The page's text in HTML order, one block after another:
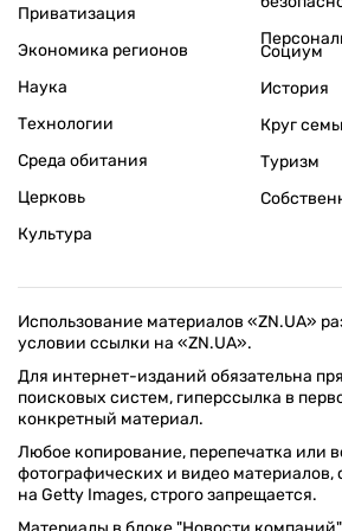
Приватизация
Экономика регионов
Наука
Технологии
Среда обитания
Церковь
Культура
Социум
История
Круг
Туризм
Использование материалов «ZN.UA»
условии ссылки на «ZN.UA».
Для интернет-изданий обязательна
поисковых систем, гиперссылка в
конкретный материал.
Любое копирование, перепечатка или
фотографических и видео
на Getty Images, строго запрещается.